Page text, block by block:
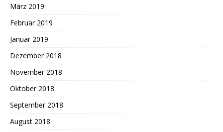
März 2019
Februar 2019
Januar 2019
Dezember 2018
November 2018
Oktober 2018
September 2018
August 2018